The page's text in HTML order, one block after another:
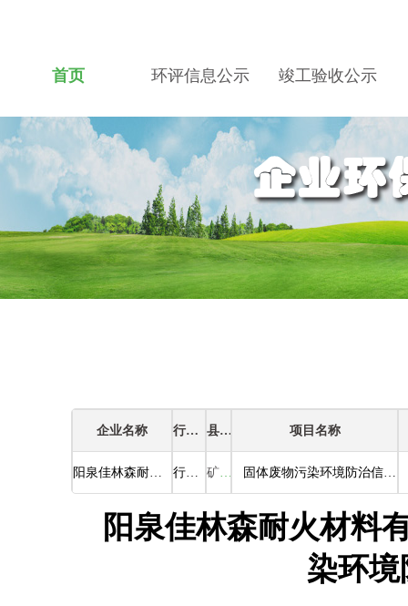
首页 环评信息公示 竣工验收公示
关于我们 招贤纳士
企业名称 行业类别 县区 项目名称
阳泉佳林森耐火材料有限公司第二分公司 行业类别 矿区 固体废物污染环境防治信息公示
阳泉佳林森耐火材料
染环